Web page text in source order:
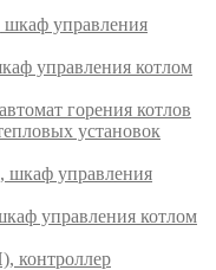
управления
управления котлом
горения котлов
установок
управления
управления котлом